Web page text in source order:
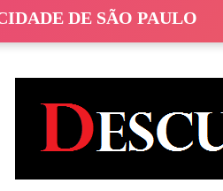
DE SÃO PAULO